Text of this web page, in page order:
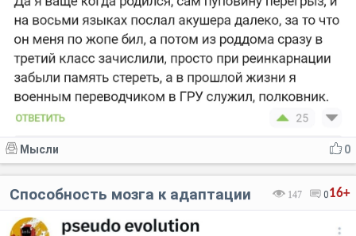
0
Мысли
16+
147 0
Способность мозга к адаптации